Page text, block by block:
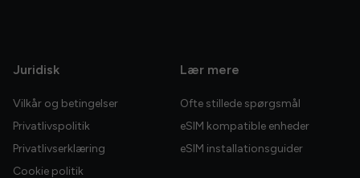
Juridisk
Vilkår og betingelser
Privatlivspolitik
Privatlivserklæring
Cookie politik
Lær mere
Ofte stillede spørgsmål
eSIM kompatible enheder
eSIM installationsguider